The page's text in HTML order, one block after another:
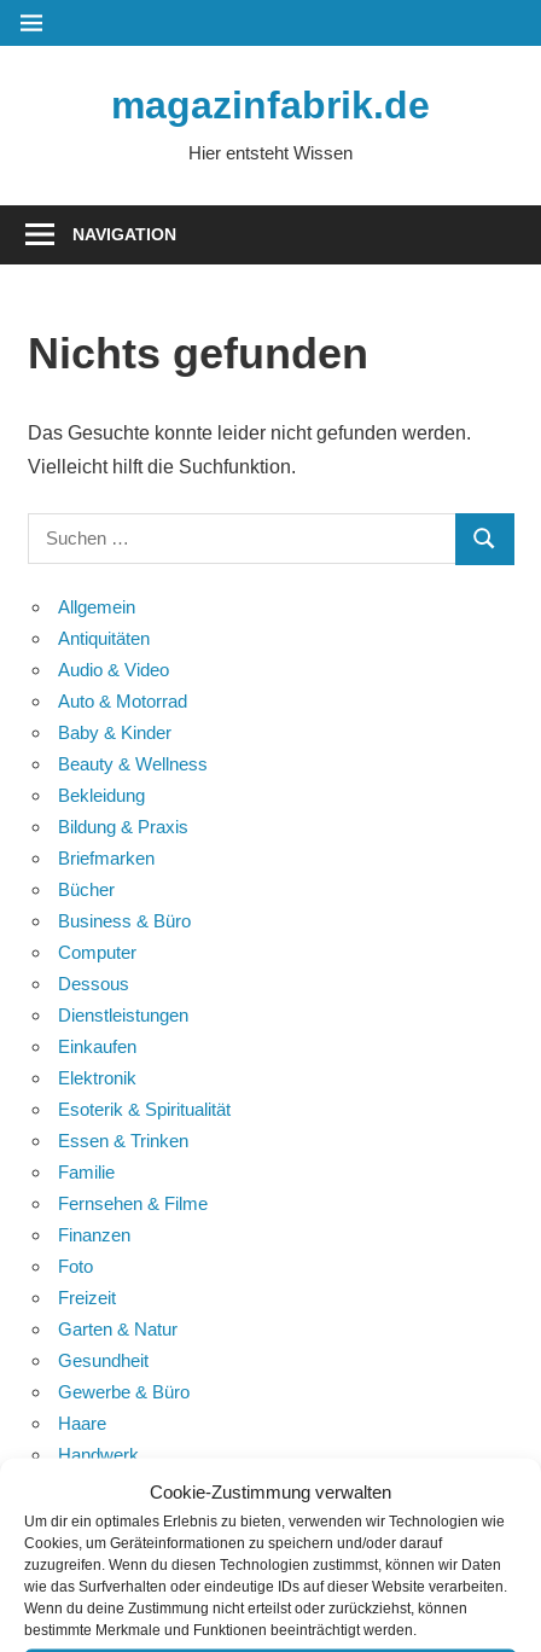
Cookie-Zustimmung verwalten
Um dir ein optimales Erlebnis zu bieten, verwenden wir Technologien wie
Cookies, um Geräteinformationen zu speichern und/oder darauf
zuzugreifen. Wenn du diesen Technologien zustimmst, können wir Daten
wie das Surfverhalten oder eindeutige IDs auf dieser Website verarbeiten.
Wenn du deine Zustimmung nicht erteilst oder zurückziehst, können
bestimmte Merkmale und Funktionen beeinträchtigt werden.
Zum
Inhalt
MENÜ
magazinfabrik.de
Hier entsteht Wissen
NAVIGATION
Nichts gefunden
Das Gesuchte konnte leider nicht gefunden werden.
Vielleicht hilft die Suchfunktion.
Suchen
nach:
SUCHEN
Allgemein
Antiquitäten
Audio & Video
Auto & Motorrad
Baby & Kinder
Beauty & Wellness
Bekleidung
Bildung & Praxis
Briefmarken
Bücher
Business & Büro
Computer
Dessous
Dienstleistungen
Einkaufen
Elektronik
Esoterik & Spiritualität
Essen & Trinken
Familie
Fernsehen & Filme
Finanzen
Foto
Freizeit
Garten & Natur
Gesundheit
Gewerbe & Büro
Haare
Handwerk
Haus & Haushalt
Heimwerker
HiFi
Hobby
Immobilien